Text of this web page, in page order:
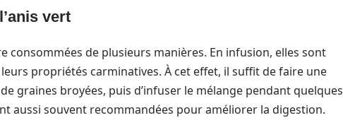
vert
consommées de plusieurs manières. En infusion, elles sont
propriétés carminatives. À cet effet, il suffit de faire une
graines broyées, puis d’infuser le mélange pendant quelques
aussi souvent recommandées pour améliorer la digestion.